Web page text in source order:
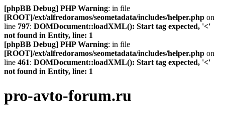
[phpBB Debug] PHP Warning: in file
[ROOT]/ext/alfredoramos/seometadata/includes/helper.php on
line 797: DOMDocument::loadXML(): Start tag expected, '<'
not found in Entity, line: 1
[phpBB Debug] PHP Warning: in file
[ROOT]/ext/alfredoramos/seometadata/includes/helper.php on
line 461: DOMDocument::loadXML(): Start tag expected, '<'
not found in Entity, line: 1
pro-avto-forum.ru